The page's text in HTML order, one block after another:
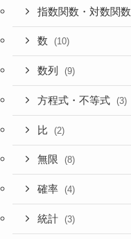
指数関数・対数関数
数 (10)
数列 (9)
方程式・不等式 (3)
比 (2)
無限 (8)
確率 (4)
統計 (3)